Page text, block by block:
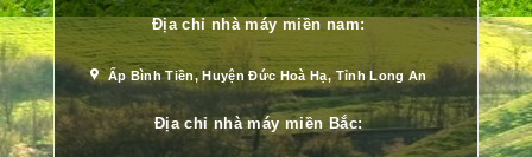
Địa chỉ nhà máy miền nam:
Ấp Bình Tiền, Huyện Đức Hoà Hạ, Tỉnh Long An
Địa chỉ nhà máy miền Bắc: